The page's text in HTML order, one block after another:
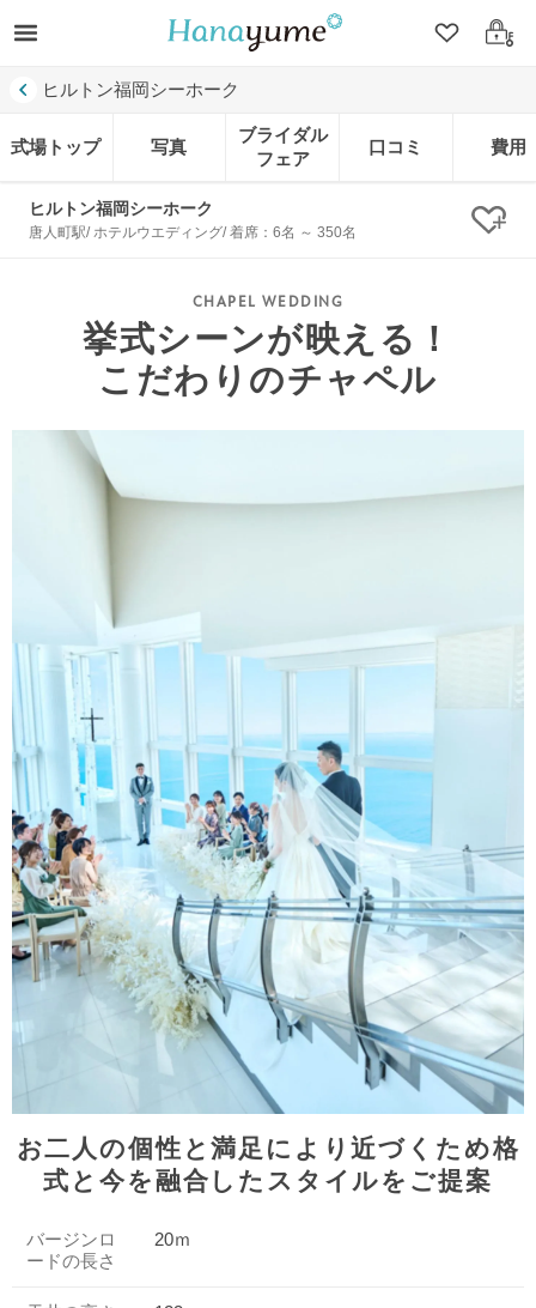
クリップ
ログ
ヒルトン福岡シーホーク
式場トップ 写真
ブライダル
フェア
口コミ 費用
ヒルトン福岡シーホーク
唐人町駅/ ホテルウエディング/ 着席：6名 ～ 350名 ク
挙式シーンが映える！
こだわりのチャペル
お二人の個性と満足により近づくため格
式と今を融合したスタイルをご提案
バージンロ
ードの長さ
20ｍ